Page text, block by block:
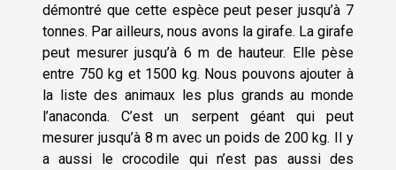
démontré que cette espèce peut peser jusqu’à 7
tonnes. Par ailleurs, nous avons la girafe. La girafe
peut mesurer jusqu’à 6 m de hauteur. Elle pèse
entre 750 kg et 1500 kg. Nous pouvons ajouter à
la liste des animaux les plus grands au monde
l’anaconda. C’est un serpent géant qui peut
mesurer jusqu’à 8 m avec un poids de 200 kg. Il y
a aussi le crocodile qui n’est pas aussi des